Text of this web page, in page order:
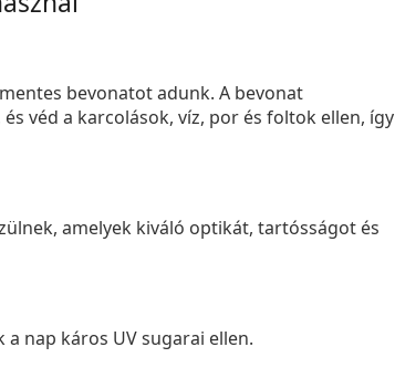
bevonatot adunk. A bevonat
véd a karcolások, víz, por és foltok ellen, így
amelyek kiváló optikát, tartósságot és
a nap káros UV sugarai ellen.